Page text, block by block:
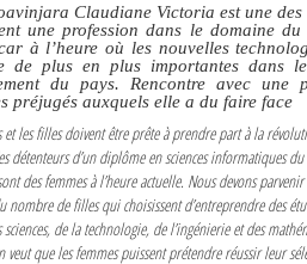
Claudiane Victoria est une des
une profession dans le domaine
à l’heure où les nouvelles
de plus en plus importantes dans
du pays. Rencontre avec une
préjugés auxquels elle a du faire face
et les filles doivent être prête à prendre part à la
détenteurs d’un diplôme en sciences informatiques
des femmes à l’heure actuelle. Nous devons
nombre de filles qui choisissent d’entreprendre des
de la technologie, de l’ingénierie et des
veut que les femmes puissent prétendre réussir leur